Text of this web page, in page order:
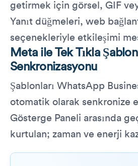
getirmek için görsel, GIF
Yanıt düğmeleri, web
seçenekleriyle etkileşimi
Meta ile Tek Tıkla Şablon
Senkronizasyonu
Şablonları WhatsApp
otomatik olarak senkronize
Gösterge Paneli arasında
kurtulan; zaman ve enerji